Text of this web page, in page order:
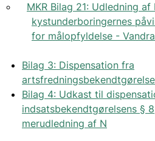
MKR Bilag 21: Udledning
kystunderboringernes
for målopfyldelse -
Bilag 3: Dispensation fra
Bilag 4: Udkast til
indsatsbekendtgørelsens §
merudledning af N